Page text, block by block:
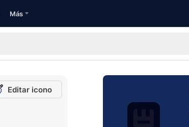
Más
Editar icono